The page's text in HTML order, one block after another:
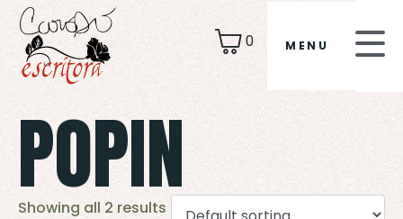
0 MENU
POPIN
Showing all 2 results